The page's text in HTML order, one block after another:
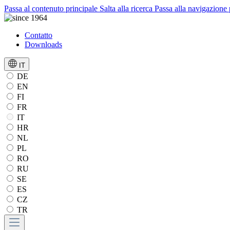
Passa al contenuto principale Salta alla ricerca Passa alla
Contatto
Downloads
IT
DE
EN
FI
FR
IT
HR
NL
PL
RO
RU
SE
ES
CZ
TR